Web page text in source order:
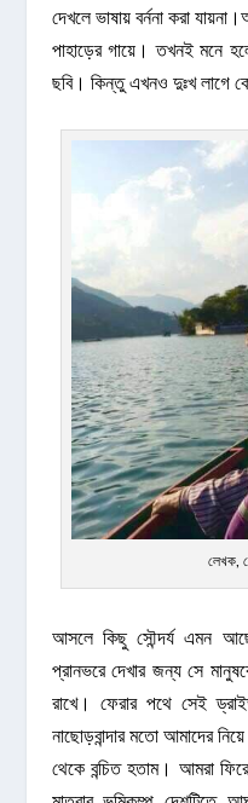
দেখলে ভাষায় বর্ননা করা
পাহাড়ের গায়ে। তখনই মনে
ছবি। কিন্তু এখনও দুঃখ লাগে
লেখক,
আসলে কিছু সৌন্দর্য এমন
প্রানভরে দেখার জন্য সে
রাখে। ফেরার পথে সেই
নাছোড়বান্দার মতো আমাদের
থেকে বন্চিত হতাম। আমরা